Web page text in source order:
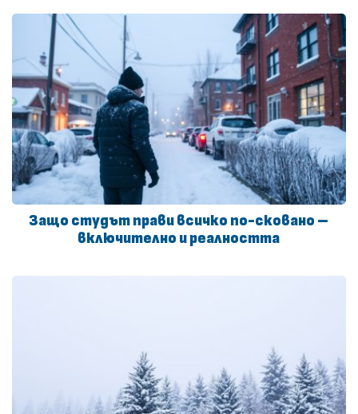
Защо студът прави всичко по-сковано –
включително и реалността